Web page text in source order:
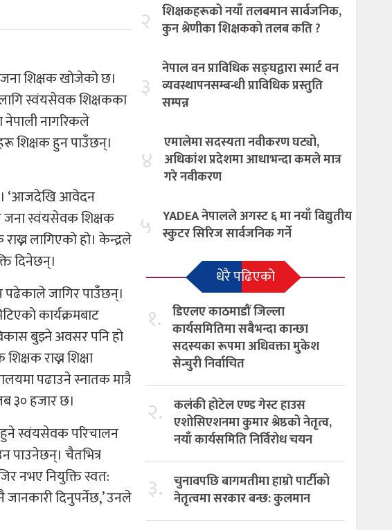
शिक्षक खोजेको छ।
लागि स्वंयसेवक शिक्षकका
नेपाली नागरिकले
शिक्षक हुन पाउँछन्।
‘आजदेखि आवेदन
जना स्वंयसेवक शिक्षक
लागिएको हो। केन्द्रले
दिनेछन्।
पढेकाले जागिर पाउँछन्।
कार्यक्रमबाट
बुझ्ने अवसर पनि हो
राख्न शिक्षा
पढाउने स्नातक मात्रै
३० हजार छ।
हुने स्वंयसेवक परिचालन
पाउनेछन्। चैतभित्र
नभए नियुक्ति स्वत:
दिनुपर्नेछ,’ उनले
२ शिक्षकहरूको नयाँ तलबमान सार्वजनिक,
कुन श्रेणीका शिक्षकको तलब कति ?
३
नेपाल वन प्राविधिक सङ्घद्वारा स्मार्ट वन
व्यवस्थापनसम्बन्धी प्राविधिक प्रस्तुति
सम्पन्न
४
एमालेमा सदस्यता नवीकरण घट्यो,
अधिकांश प्रदेशमा आधाभन्दा कमले मात्र
गरे नवीकरण
५ YADEA नेपालले अगस्ट ६ मा नयाँ विद्युतीय
स्कुटर सिरिज सार्वजनिक गर्ने
धेरै पढिएको
१. डिएलए काठमाडौं जिल्ला
कार्यसमितिमा सबैभन्दा कान्छा
सदस्यका रूपमा अधिवक्ता मुकेश
सेन्चुरी निर्वाचित
२. कलंकी होटेल एण्ड गेस्ट हाउस
एशोसिएशनमा कुमार श्रेष्ठको नेतृत्व,
नयाँ कार्यसमिति निर्विरोध चयन
३. चुनावपछि बागमतीमा हाम्राे पार्टीको
नेतृत्वमा सरकार बन्छ: कुलमान